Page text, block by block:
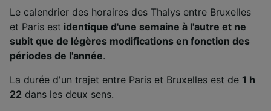
Le calendrier des horaires des Thalys entre Bruxelles
et Paris est identique d'une semaine à l'autre et ne
subit que de légères modifications en fonction des
périodes de l'année.
La durée d'un trajet entre Paris et Bruxelles est de 1 h
22 dans les deux sens.